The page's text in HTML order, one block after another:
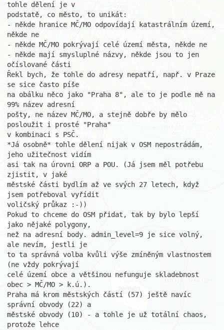
tohle dělení je v
podstatě, co město, to unikát:
- někde hranice MČ/MO odpovídají katastrálním území,
někde ne
- někde MČ/MO pokrývají celé území města, někde ne
- někde mají smysluplné názvy, někde jsou to jen
očíslované části
Řekl bych, že tohle do adresy nepatří, např. v Praze
se sice často píše
na obálku něco jako "Praha 8", ale to je podle mě na
99% název adresní
pošty, ne název MČ/MO, a stejně dobře by mělo
posloužit i prosté "Praha"
v kombinaci s PSČ.
*Já osobně* tohle dělení nijak v OSM nepostrádám,
jeho užitečnost vidím
asi tak na úrovni ORP a POU. (Já jsem měl potřebu
zjistit, v jaké
městské části bydlím až ve svých 27 letech, když
jsem potřeboval vyřídit
voličský průkaz :-))
Pokud to chceme do OSM přidat, tak by bylo lepší
jako nějaké polygony,
než na adresní body. admin_level=9 je sice volný,
ale nevím, jestli je
to ta správná volba kvůli výše zmíněným vlastnostem
(ne vždy pokrývají
celé území obce a většinou nefunguje skladebnost
obec > MČ/MO > k.ú.).
Praha má krom městských částí (57) ještě navíc
správní obvody (22) a
městské obvody (10) - a tohle je už totální chaos,
protože lehce